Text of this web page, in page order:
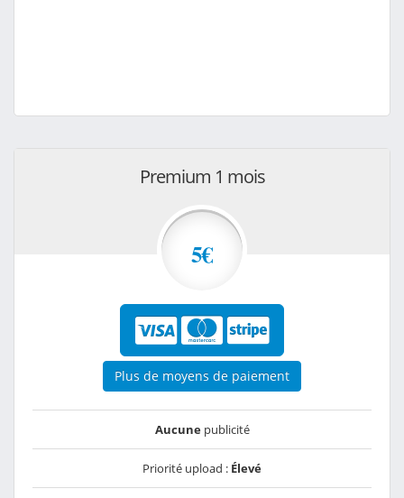
Premium 1 mois
5€
Plus de moyens de paiement
Aucunepublicité
Priorité upload : Élevé